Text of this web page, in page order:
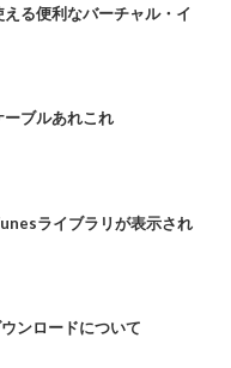
る便利なバーチャル・イ
ーブルあれこれ
ライブラリが表示され
ンロードについて